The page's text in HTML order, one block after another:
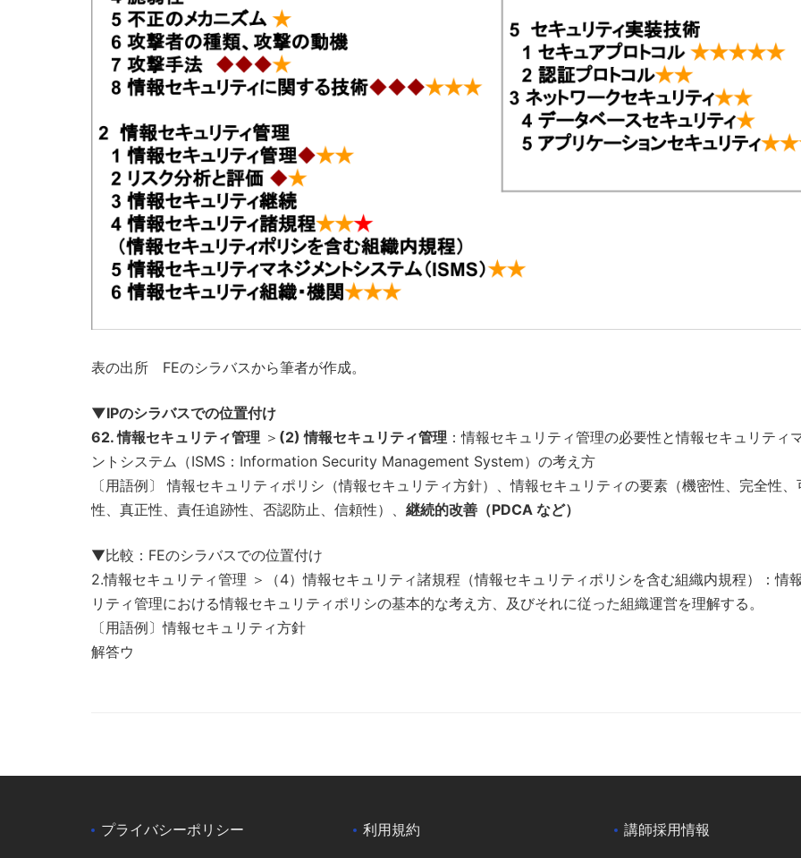
表の出所 FEのシラバスから筆者が作成。
▼IPのシラバスでの位置付け
62. 情報セキュリティ管理 ＞ (2) 情報セキュリティ管理 ：情報セキュリティ管理の必要性と情報セキュリティ
ントシステム（ISMS：Information Security Management System）の考え方
〔用語例〕 情報セキュリティポリシ（情報セキュリティ方針）、情報セキュリティの要素（機密性、完全性、
性、真正性、責任追跡性、否認防止、信頼性）、 継続的改善（PDCA など）
▼比較：FEのシラバスでの位置付け
2.情報セキュリティ管理 ＞（4）情報セキュリティ諸規程（情報セキュリティポリシを含む組織内規程）：情
リティ管理における情報セキュリティポリシの基本的な考え方、及びそれに従った組織運営を理解する。
〔用語例〕情報セキュリティ方針
解答ウ
プライバシーポリシー 利用規約 講師採用情報